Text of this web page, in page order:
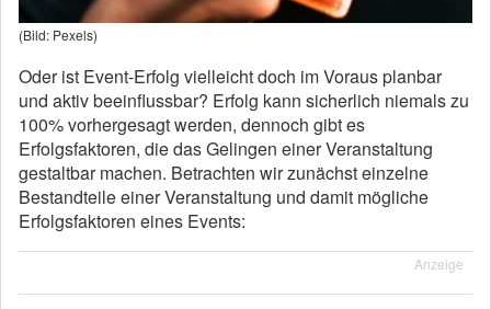
(Bild: Pexels)
Oder ist Event-Erfolg vielleicht doch im Voraus planbar
und aktiv beeinflussbar? Erfolg kann sicherlich niemals zu
100% vorhergesagt werden, dennoch gibt es
Erfolgsfaktoren, die das Gelingen einer Veranstaltung
gestaltbar machen. Betrachten wir zunächst einzelne
Bestandteile einer Veranstaltung und damit mögliche
Erfolgsfaktoren eines Events:
Anzeige